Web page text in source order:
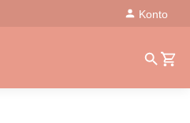
Konto